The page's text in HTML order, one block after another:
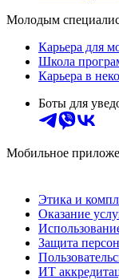
Молодым
Карьера для
Школа
Карьера в
Боты для
Мобильное
Этика и
Оказание
Защита
ИТ